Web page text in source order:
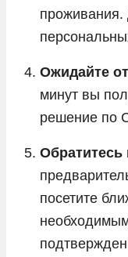
проживания.
Ожидайте
минут вы
решение по
посетите